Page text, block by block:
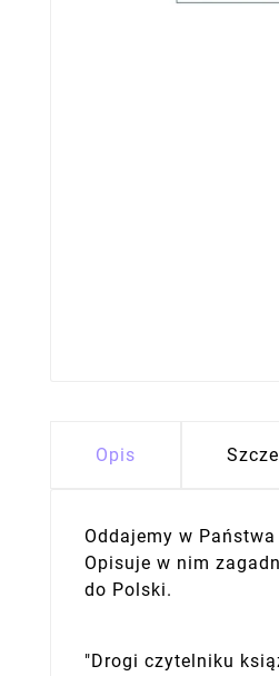
Opis
Oddajemy w
Opisuje w nim
do Polski.
"Drogi czytelniku